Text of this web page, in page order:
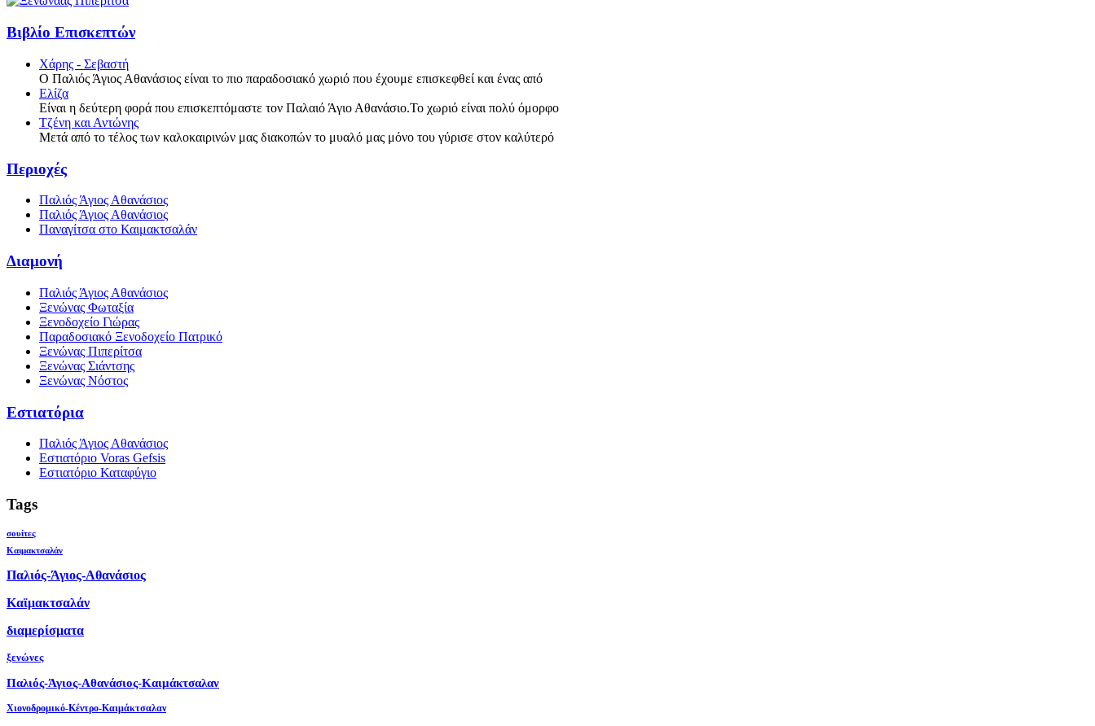
Βιβλίο Επισκεπτών
Χάρης - Σεβαστή
Ο Παλιός Άγιος Αθανάσιος είναι το πιο παραδοσιακό χωριό που έχουμε επισκεφθεί και ένας από
Ελίζα
Είναι η δεύτερη φορά που επισκεπτόμαστε τον Παλαιό Άγιο Αθανάσιο.Το χωριό είναι πολύ όμορφο
Τζένη και Αντώνης
Μετά από το τέλος των καλοκαιρινών μας διακοπών το μυαλό μας μόνο του γύρισε στον καλύτερό
Περιοχές
Παλιός Άγιος Αθανάσιος
Παλιός Άγιος Αθανάσιος
Παναγίτσα στο Καιμακτσαλάν
Διαμονή
Παλιός Άγιος Αθανάσιος
Ξενώνας Φωταξία
Ξενοδοχείο Γιώρας
Παραδοσιακό Ξενοδοχείο Πατρικό
Ξενώνας Πιπερίτσα
Ξενώνας Σιάντσης
Ξενώνας Νόστος
Εστιατόρια
Παλιός Άγιος Αθανάσιος
Εστιατόριο Voras Gefsis
Εστιατόριο Καταφύγιο
Tags
σουίτες
Καιμακτσαλάν
Παλιός-Άγιος-Αθανάσιος
Καϊμακτσαλάν
διαμερίσματα
ξενώνες
Παλιός-Άγιος-Αθανάσιος-Καιμάκτσαλαν
Χιονοδρομικό-Κέντρο-Καιμάκτσαλαν